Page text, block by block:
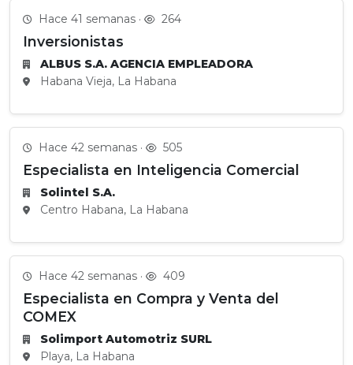
Hace 41 semanas · 264
Inversionistas
ALBUS S.A. AGENCIA EMPLEADORA
Habana Vieja, La Habana
Hace 42 semanas · 505
Especialista en Inteligencia Comercial
Solintel S.A.
Centro Habana, La Habana
Hace 42 semanas · 409
Especialista en Compra y Venta del
COMEX
Solimport Automotriz SURL
Playa, La Habana